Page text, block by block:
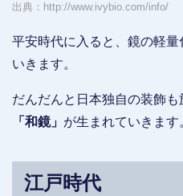
出典：http://www.ivybio.com/info/
平安時代に入ると、鏡の軽
いきます。
だんだんと日本独自の装飾
「和鏡」 が生まれていきます
江戸時代